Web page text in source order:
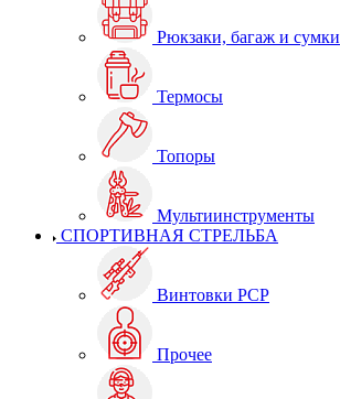
Рюкзаки, багаж и сумки
Термосы
Топоры
Мультиинструменты
СПОРТИВНАЯ СТРЕЛЬБА
Винтовки PCP
Прочее